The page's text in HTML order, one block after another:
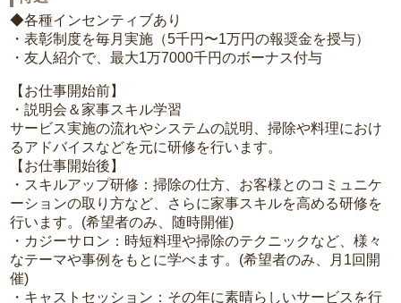
◆各種インセンティブあり
・表彰制度を毎月実施（5千円〜1万円の報奨金を授与）
・友人紹介で、最大1万7000千円のボーナス付与
【お仕事開始前】
・説明会＆家事スキル学習
サービス実施の流れやシステムの説明、掃除や料理におけ
るアドバイスなどを元に研修を行います。
【お仕事開始後】
・スキルアップ研修：掃除の仕方、お客様とのコミュニケ
ーションの取り方など、さらに家事スキルを高める研修を
行います。(希望者のみ、随時開催)
・カジーサロン：時短料理や掃除のテクニックなど、様々
なテーマや事例をもとに学べます。(希望者のみ、月1回開
催)
・キャストセッション：その年に素晴らしいサービスを行